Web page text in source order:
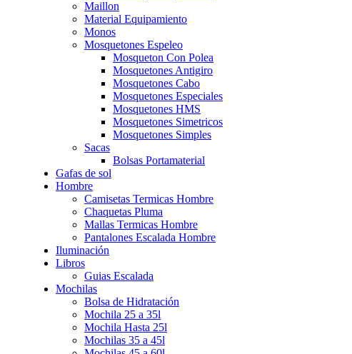
Maillon
Material Equipamiento
Monos
Mosquetones Espeleo
Mosqueton Con Polea
Mosquetones Antigiro
Mosquetones Cabo
Mosquetones Especiales
Mosquetones HMS
Mosquetones Simetricos
Mosquetones Simples
Sacas
Bolsas Portamaterial
Gafas de sol
Hombre
Camisetas Termicas Hombre
Chaquetas Pluma
Mallas Termicas Hombre
Pantalones Escalada Hombre
Iluminación
Libros
Guias Escalada
Mochilas
Bolsa de Hidratación
Mochila 25 a 35l
Mochila Hasta 25l
Mochilas 35 a 45l